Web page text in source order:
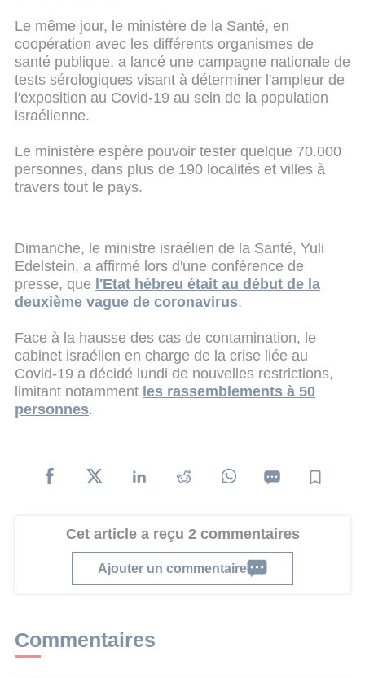
Le même jour, le ministère de la Santé, en
coopération avec les différents organismes de
santé publique, a lancé une campagne nationale de
tests sérologiques visant à déterminer l'ampleur de
l'exposition au Covid-19 au sein de la population
israélienne.
Le ministère espère pouvoir tester quelque 70.000
personnes, dans plus de 190 localités et villes à
travers tout le pays.
Dimanche, le ministre israélien de la Santé, Yuli
Edelstein, a affirmé lors d'une conférence de
presse, que l'Etat hébreu était au début de la
deuxième vague de coronavirus.
Face à la hausse des cas de contamination, le
cabinet israélien en charge de la crise liée au
Covid-19 a décidé lundi de nouvelles restrictions,
limitant notamment les rassemblements à 50
personnes.
Cet article a reçu 2 commentaires
Ajouter un commentaire
Commentaires